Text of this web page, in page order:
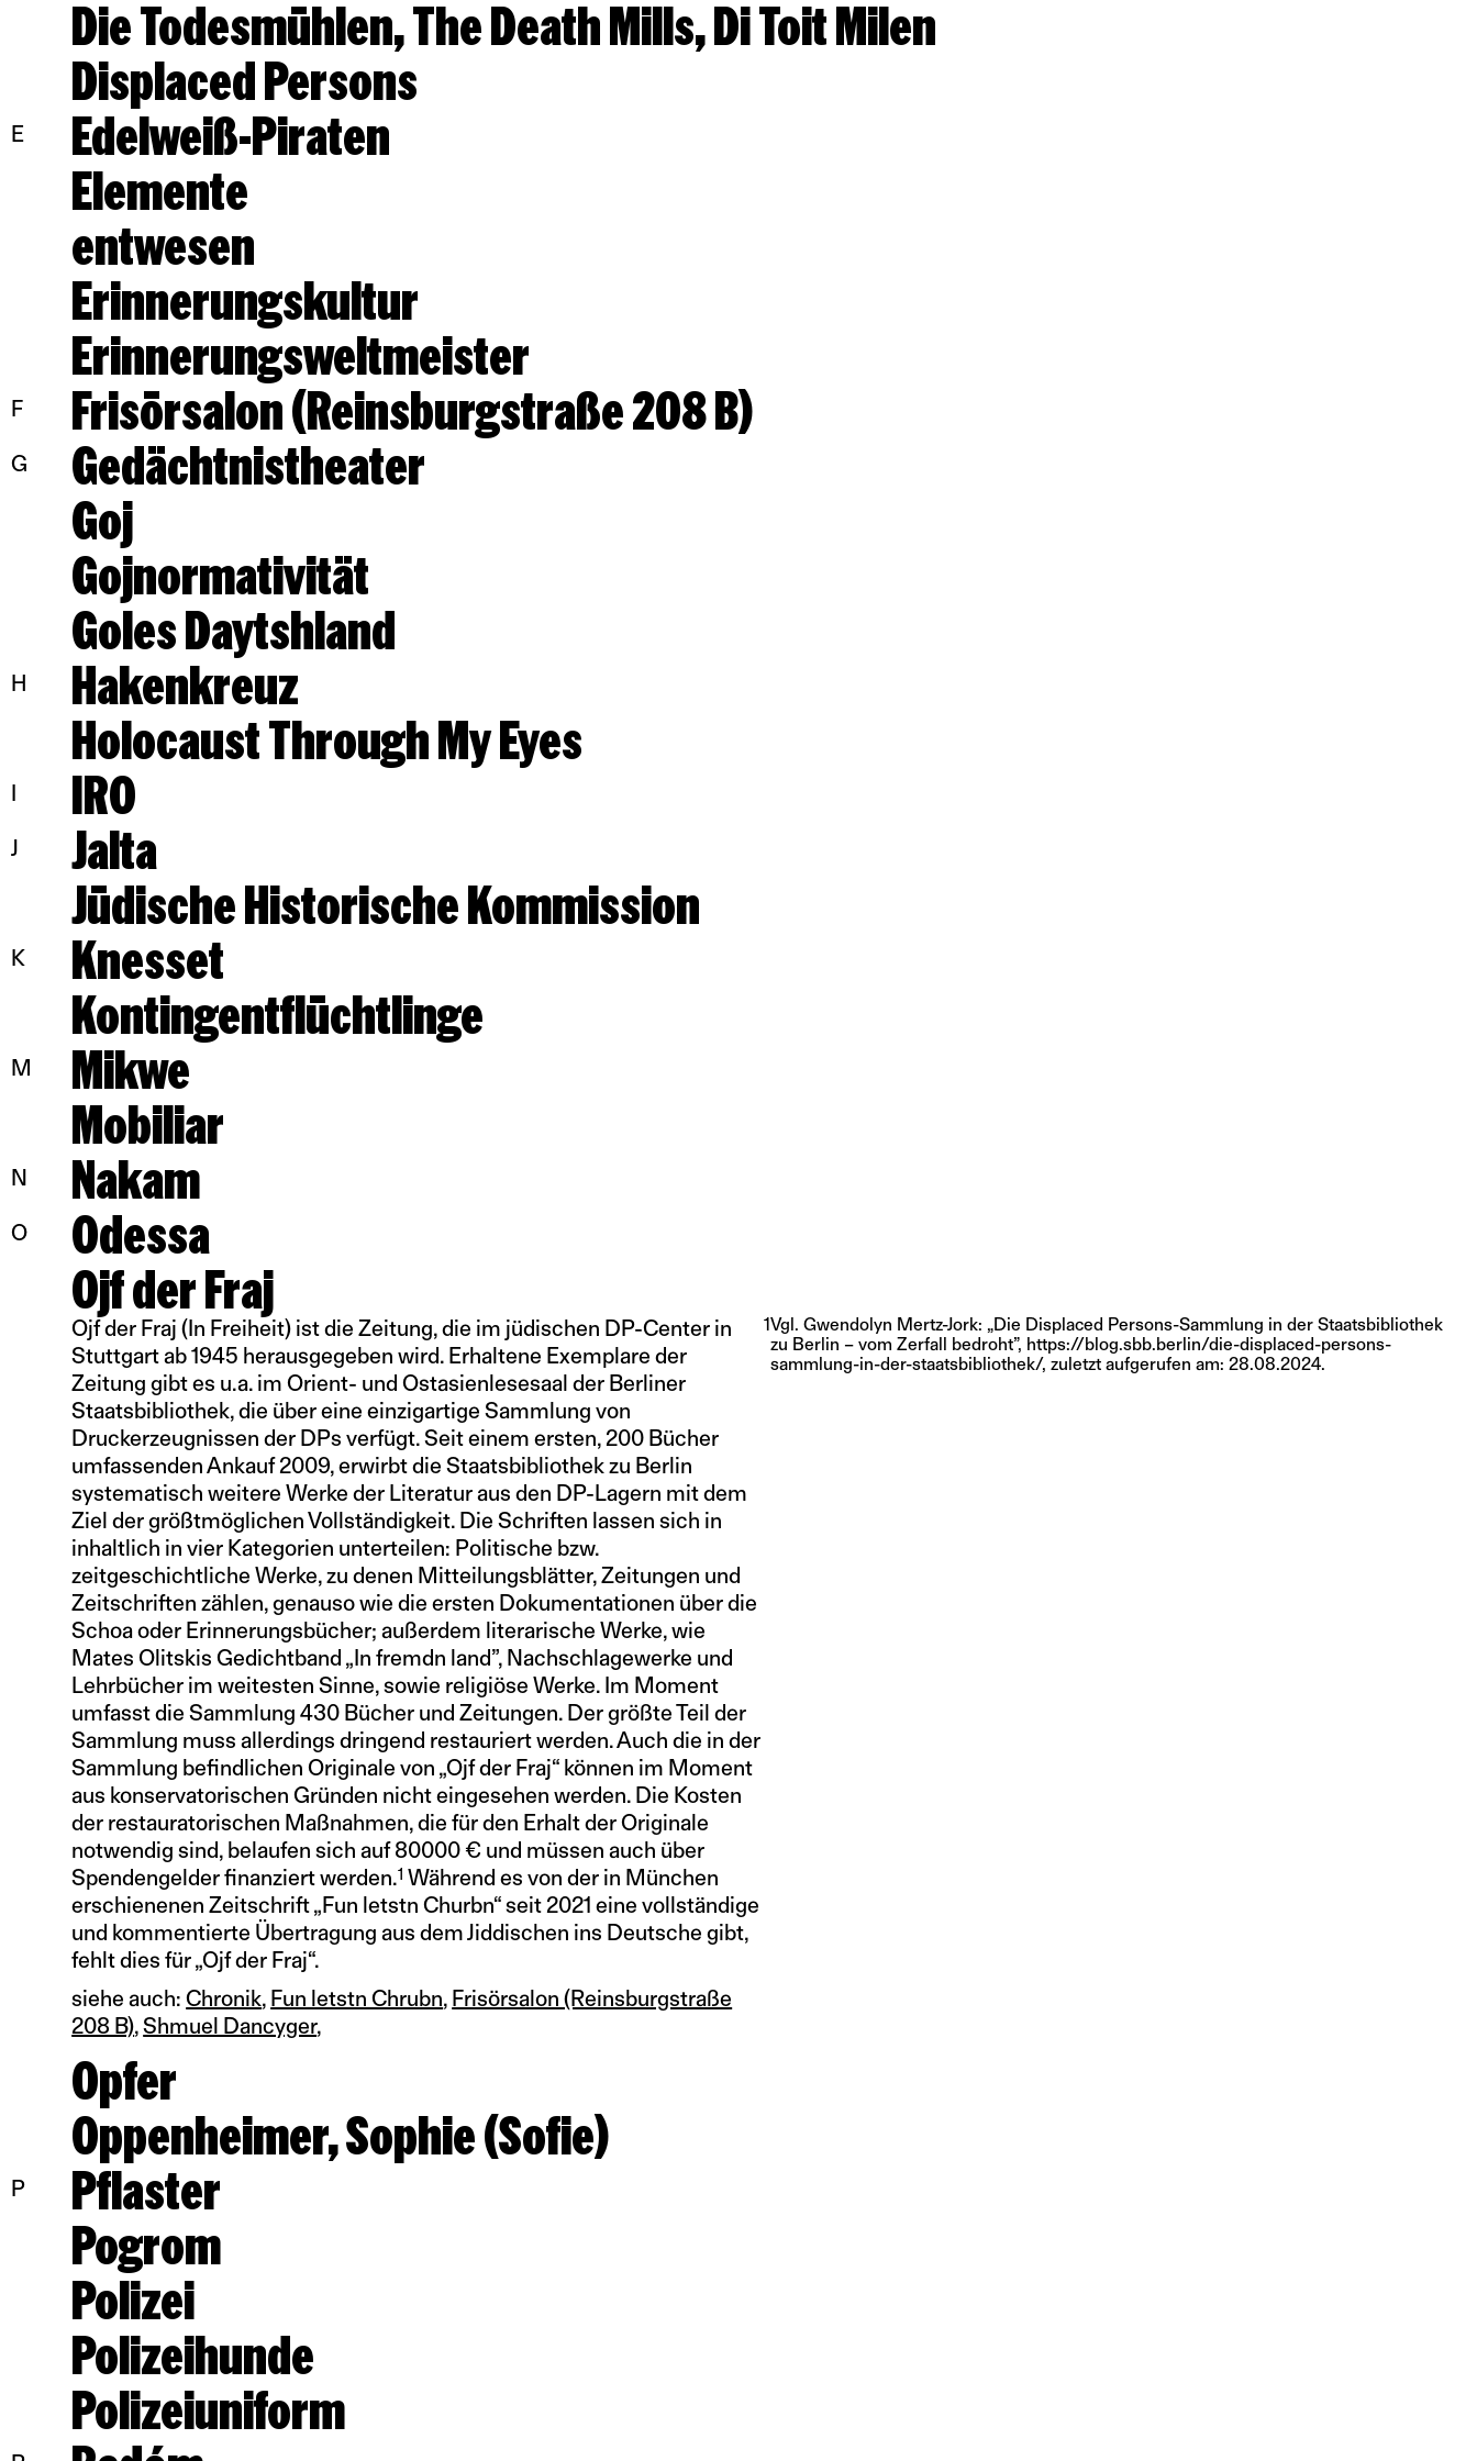
Die Todesmühlen, The Death Mills, Di Toit Milen
Displaced Persons
E
Edelweiß-Piraten
Elemente
entwesen
Erinnerungskultur
Erinnerungsweltmeister
F Frisörsalon (Reinsburgstraße 208 B)
G
Gedächtnistheater
Goj
Gojnormativität
Goles Daytshland
H
Hakenkreuz
Holocaust Through My Eyes
I IRO
J
Jalta
Jüdische Historische Kommission
K
Knesset
Kontingentflüchtlinge
M
Mikwe
Mobiliar
N Nakam
O
Odessa
Ojf der Fraj
Ojf der Fraj (In Freiheit) ist die Zeitung, die im jüdischen DP-Center in
Stuttgart ab 1945 herausgegeben wird. Erhaltene Exemplare der
Zeitung gibt es u.a. im Orient- und Ostasienlesesaal der Berliner
Staatsbibliothek, die über eine einzigartige Sammlung von
Druckerzeugnissen der DPs verfügt. Seit einem ersten, 200 Bücher
umfassenden Ankauf 2009, erwirbt die Staatsbibliothek zu Berlin
systematisch weitere Werke der Literatur aus den DP-Lagern mit dem
Ziel der größtmöglichen Vollständigkeit. Die Schriften lassen sich in
inhaltlich in vier Kategorien unterteilen: Politische bzw.
zeitgeschichtliche Werke, zu denen Mitteilungsblätter, Zeitungen und
Zeitschriften zählen, genauso wie die ersten Dokumentationen über die
Schoa oder Erinnerungsbücher; außerdem literarische Werke, wie
Mates Olitskis Gedichtband „In fremdn land”, Nachschlagewerke und
Lehrbücher im weitesten Sinne, sowie religiöse Werke. Im Moment
umfasst die Sammlung 430 Bücher und Zeitungen. Der größte Teil der
Sammlung muss allerdings dringend restauriert werden. Auch die in der
Sammlung befindlichen Originale von „Ojf der Fraj“ können im Moment
aus konservatorischen Gründen nicht eingesehen werden. Die Kosten
der restauratorischen Maßnahmen, die für den Erhalt der Originale
notwendig sind, belaufen sich auf 80000 € und müssen auch über
Spendengelder finanziert werden.1 Während es von der in München
erschienenen Zeitschrift „Fun letstn Churbn“ seit 2021 eine vollständige
und kommentierte Übertragung aus dem Jiddischen ins Deutsche gibt,
fehlt dies für „Ojf der Fraj“.
siehe auch:Chronik Fun letstn Chrubn Frisörsalon (Reinsburgstraße
208 B) Shmuel Dancyger
1Vgl. Gwendolyn Mertz-Jork: „Die Displaced Persons-Sammlung in der Staatsbibliothek
zu Berlin – vom Zerfall bedroht”, https://blog.sbb.berlin/die-displaced-persons-
sammlung-in-der-staatsbibliothek/, zuletzt aufgerufen am: 28.08.2024.
Opfer
Oppenheimer, Sophie (Sofie)
P
Pflaster
Pogrom
Polizei
Polizeihunde
Polizeiuniform